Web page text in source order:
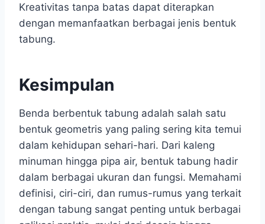
Kreativitas tanpa batas dapat diterapkan
dengan memanfaatkan berbagai jenis bentuk
tabung.
Kesimpulan
Benda berbentuk tabung adalah salah satu
bentuk geometris yang paling sering kita temui
dalam kehidupan sehari-hari. Dari kaleng
minuman hingga pipa air, bentuk tabung hadir
dalam berbagai ukuran dan fungsi. Memahami
definisi, ciri-ciri, dan rumus-rumus yang terkait
dengan tabung sangat penting untuk berbagai